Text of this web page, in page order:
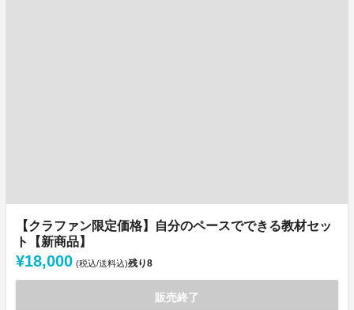
【クラファン限定価格】自分のペースでできる教材セッ
ト【新商品】
¥18,000 (税込/送料込)残り8
販売終了